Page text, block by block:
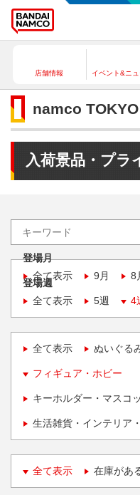
店舗情報 イベント&ニュ
namco TOKYO
入荷景品・プラ
登場月
全て表示
9月 8
登場週
全て表示
5週 4
全て表示 ぬいぐる
フィギュア・ホビー
キーホルダー・マスコ
生活雑貨・インテリア
全て表示 在庫があ